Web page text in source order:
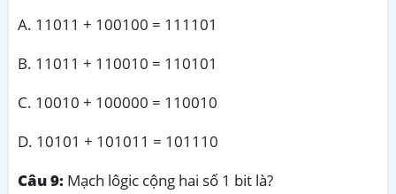
A. 11011 + 100100 = 111101
Β. 11011 + 110010 = 110101
C. 10010 + 100000 = 110010
D. 10101 + 101011 = 101110
Câu 9: Mạch lôgic cộng hai số 1 bit là?